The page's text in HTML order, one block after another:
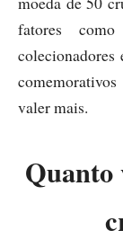
fatores
valer mais.
Quanto